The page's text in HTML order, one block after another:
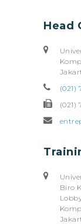
Head
(021)
(021)
Biro